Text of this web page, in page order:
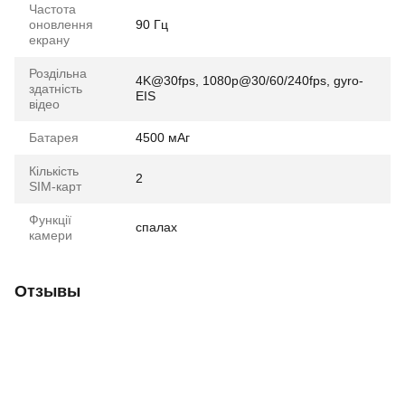
Частота
оновлення
екрану
90 Гц
Роздільна
здатність
відео
4K@30fps, 1080p@30/60/240fps, gyro-
EIS
Батарея 4500 мАг
Кількість
SIM-карт
2
Функції
камери
спалах
Отзывы